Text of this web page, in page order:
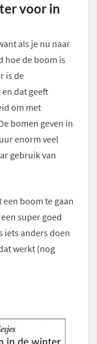
voor in
als je nu naar
hoe de boom is
is de
dat geeft
om met
bomen geven in
enorm veel
gebruik van
boom te gaan
super goed
iets anders doen
werkt (nog